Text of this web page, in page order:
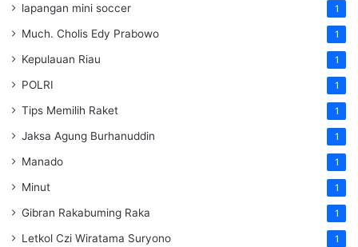
lapangan mini soccer 1
Much. Cholis Edy Prabowo 1
Kepulauan Riau 1
POLRI 1
Tips Memilih Raket 1
Jaksa Agung Burhanuddin 1
Manado 1
Minut 1
Gibran Rakabuming Raka 1
Letkol Czi Wiratama Suryono 1